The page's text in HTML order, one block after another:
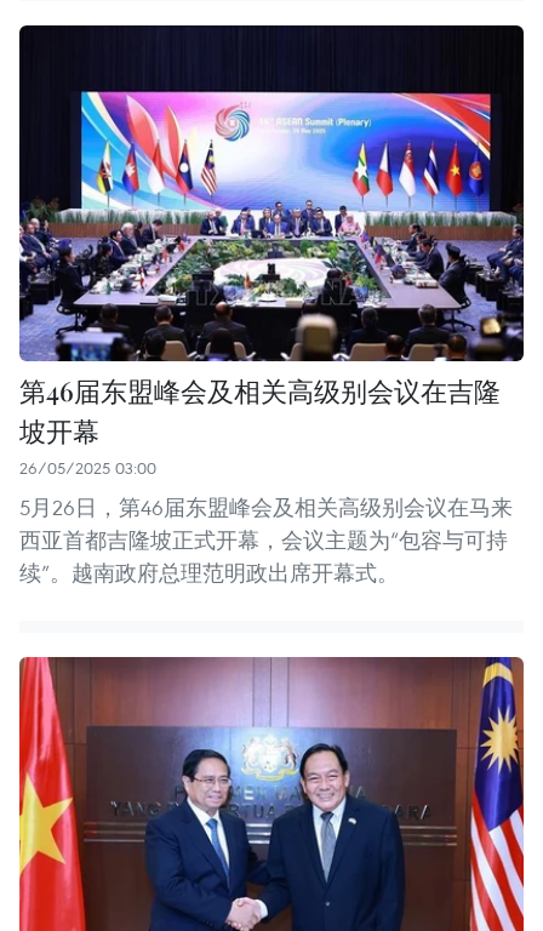
第46届东盟峰会及相关高级别会议在吉隆
坡开幕
26/05/2025 03:00
5月26日，第46届东盟峰会及相关高级别会议在马来
西亚首都吉隆坡正式开幕，会议主题为“包容与可持
续”。越南政府总理范明政出席开幕式。